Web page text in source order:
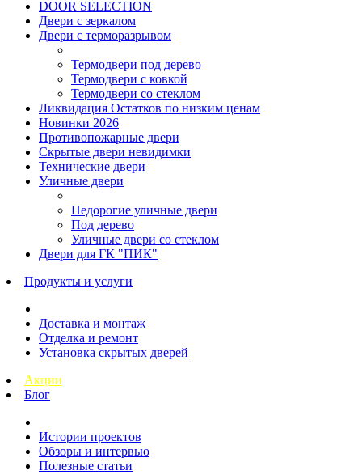
DOOR SELECTION
Двери с зеркалом
Двери с терморазрывом
Термодвери под дерево
Термодвери с ковкой
Термодвери со стеклом
Ликвидация Остатков по низким ценам
Новинки 2026
Противопожарные двери
Скрытые двери невидимки
Технические двери
Уличные двери
Недорогие уличные двери
Под дерево
Уличные двери со стеклом
Двери для ГК "ПИК"
Продукты и услуги
Доставка и монтаж
Отделка и ремонт
Установка скрытых дверей
Акции
Блог
Истории проектов
Обзоры и интервью
Полезные статьи